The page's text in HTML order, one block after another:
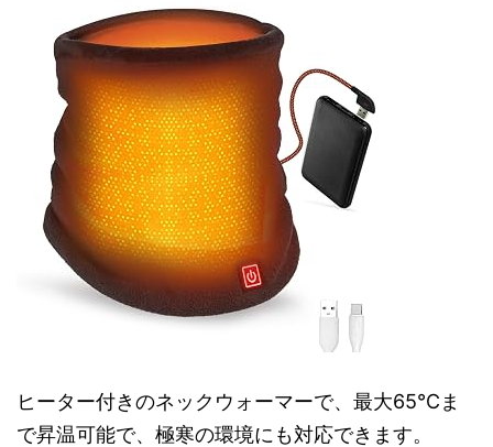
ヒーター付きのネックウォーマーで、最大65℃ま
で昇温可能で、極寒の環境にも対応できます。